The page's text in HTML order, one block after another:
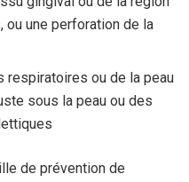
une perforation de la
respiratoires ou de la peau
sous la peau ou des
de prévention de